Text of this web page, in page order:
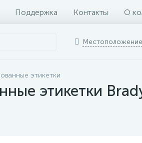
Поддержка Контакты О
Местоположение
этикетки
этикетки